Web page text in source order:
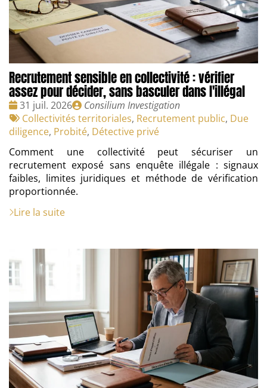
Recrutement sensible en collectivité : vérifier
assez pour décider, sans basculer dans l'illégal
Date
:
31 juil. 2026
Publié
par
Consilium Investigation
Tags
:
Collectivités territoriales, Recrutement public, Due
diligence, Probité, Détective privé
Comment une collectivité peut sécuriser un
recrutement exposé sans enquête illégale : signaux
faibles, limites juridiques et méthode de vérification
proportionnée.
Lire la suite